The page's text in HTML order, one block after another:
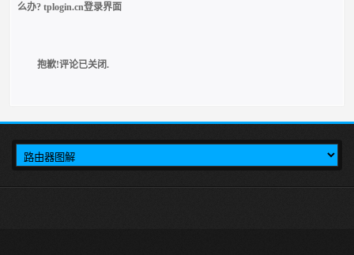
么办? tplogin.cn登录界面
抱歉!评论已关闭.